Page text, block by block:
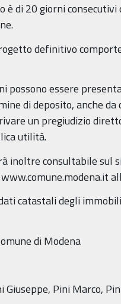
è di 20 giorni
definitivo
possono essere
di deposito, anche
un pregiudizio
utilità.
inoltre consultabile sul
catastali degli
di Modena
Giuseppe, Pini Marco,